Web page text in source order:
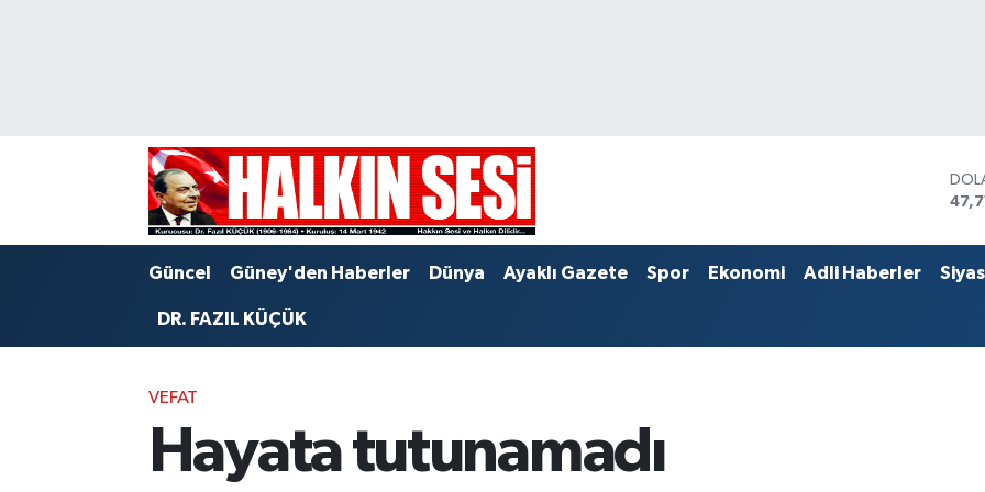
Güncel Güney'den Haberler Dünya Ayaklı Gazete Spor Ekonomi Adli Haberler
DR. FAZIL KÜÇÜK
VEFAT
Hayata tutunamadı
Trafik Durumu
Puan Durumu ve Fikstür